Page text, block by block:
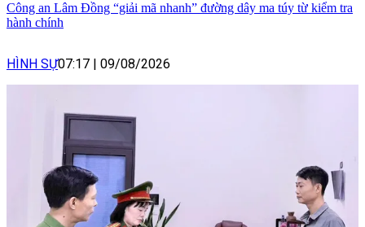
Công an Lâm Đồng “giải mã nhanh” đường dây ma túy từ kiểm tra
hành chính
HÌNH SỰ07:17 09/08/2026